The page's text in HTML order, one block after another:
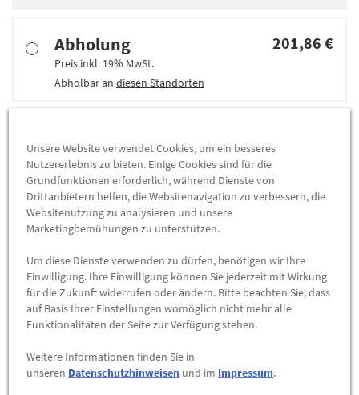
Abholung
Preis inkl. 19% MwSt.
Abholbar an diesen Standorten
201,86 €
ZUM WARENKORB HINZUFÜGEN
Herstellerangaben: Mercedes-Benz AG |
70723 Stuttgart |Tel: +49711170 |E-Mail:
https://www.mercedes-benz.com
Sie sind sich nicht sicher, ob das Ersatzteil bei Ihrem Fahrzeug
passt?
Senden Sie uns die komplette Fahrgestellnummer Ihres
Unsere Website verwendet Cookies, um ein besseres
Nutzererlebnis zu bieten. Einige Cookies sind für die
Grundfunktionen erforderlich, während Dienste von
Drittanbietern helfen, die Websitenavigation zu verbessern, die
Websitenutzung zu analysieren und unsere
Marketingbemühungen zu unterstützen.
Um diese Dienste verwenden zu dürfen, benötigen wir Ihre
Einwilligung. Ihre Einwilligung können Sie jederzeit mit Wirkung
für die Zukunft widerrufen oder ändern. Bitte beachten Sie, dass
auf Basis Ihrer Einstellungen womöglich nicht mehr alle
Funktionalitäten der Seite zur Verfügung stehen.
Weitere Informationen finden Sie in
unseren Datenschutzhinweisen und im Impressum.